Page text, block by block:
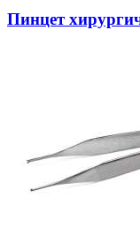
Пинцет